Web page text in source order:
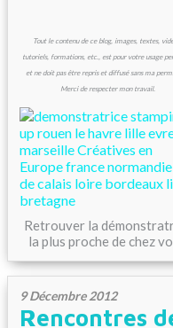
Tout le contenu de ce blog, images, textes,
tutoriels, formations, etc., est pour votre usage
et ne doit pas être repris et diffusé sans ma
Merci de respecter mon travail.
Retrouver la
la plus proche de chez
9 Décembre 2012
Rencontres